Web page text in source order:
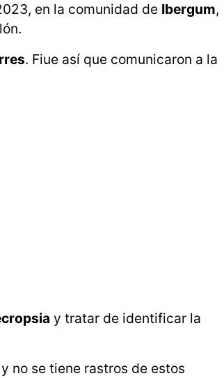
en la comunidad de Ibergum,
. Fiue así que comunicaron a la
y tratar de identificar la
y no se tiene rastros de estos